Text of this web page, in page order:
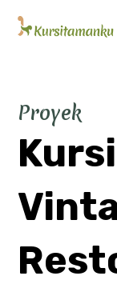
Proyek